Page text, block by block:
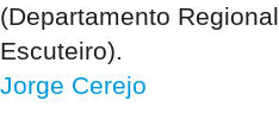
(Departamento
Escuteiro).
Jorge Cerejo